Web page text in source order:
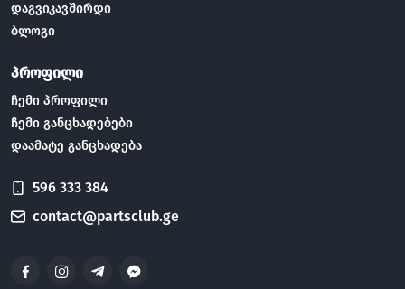
დაგვიკავშირდი
ბლოგი
პროფილი
ჩემი პროფილი
ჩემი განცხადებები
დაამატე განცხადება
596 333 384
contact@partsclub.ge